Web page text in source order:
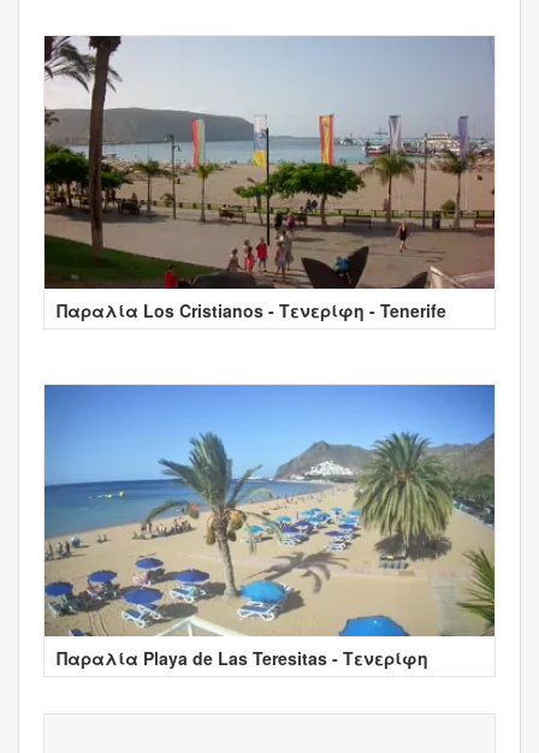
Παραλία Los Cristianos - Τενερίφη - Tenerife
Παραλία Playa de Las Teresitas - Τενερίφη